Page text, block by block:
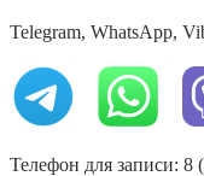
Telegram, WhatsApp,
Телефон для записи: 8